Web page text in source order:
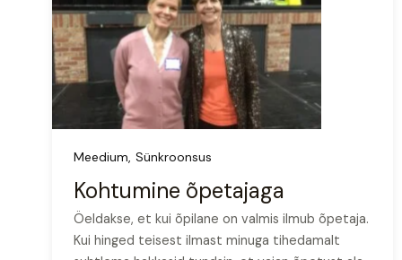
Meedium Sünkroonsus
Kohtumine õpetajaga
Öeldakse, et kui õpilane on valmis ilmub õpetaja.
Kui hinged teisest ilmast minuga tihedamalt